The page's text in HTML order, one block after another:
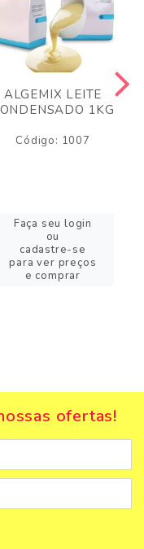
ALGEMIX LEITE
1KG
Código: 1007
Faça seu login
ou
cadastre-se
para ver preços
e comprar
ofertas!